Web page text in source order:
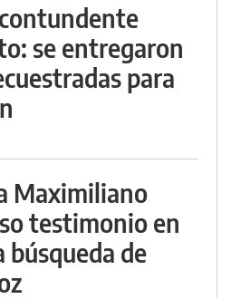
se entregaron
para
Maximiliano
testimonio en
búsqueda de